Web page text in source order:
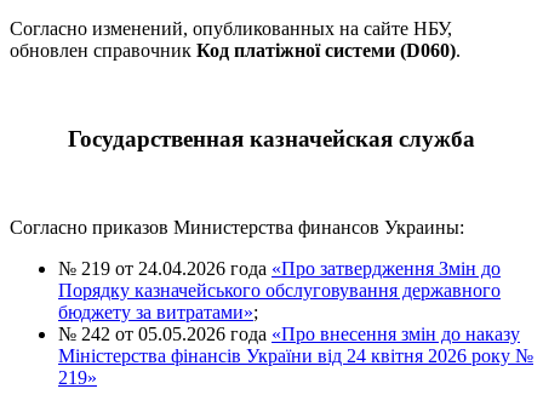
Согласно изменений, опубликованных на сайте НБУ,
обновлен справочник Код платіжної системи (D060).
Государственная казначейская служба
Согласно приказов Министерства финансов Украины:
№ 219 от 24.04.2026 года «Про затвердження Змін до
Порядку казначейського обслуговування державного
бюджету за витратами»;
№ 242 от 05.05.2026 года «Про внесення змін до наказу
Міністерства фінансів України від 24 квітня 2026 року №
219»